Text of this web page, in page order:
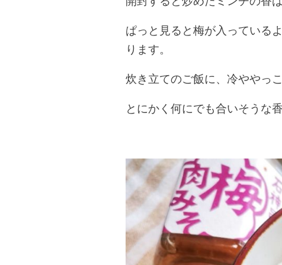
ぱっと見ると梅が入っている
ります。
炊き立てのご飯に、冷ややっ
とにかく何にでも合いそうな